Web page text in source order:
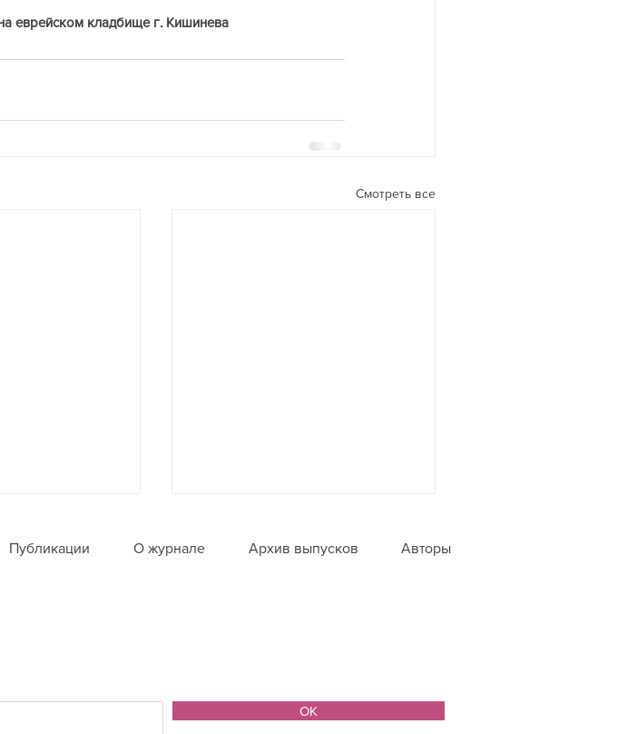
еврейском кладбище г. Кишинева
Смотреть все
умирали от
тифа и
Публикации О журнале Архив выпусков
Авторы
ОК